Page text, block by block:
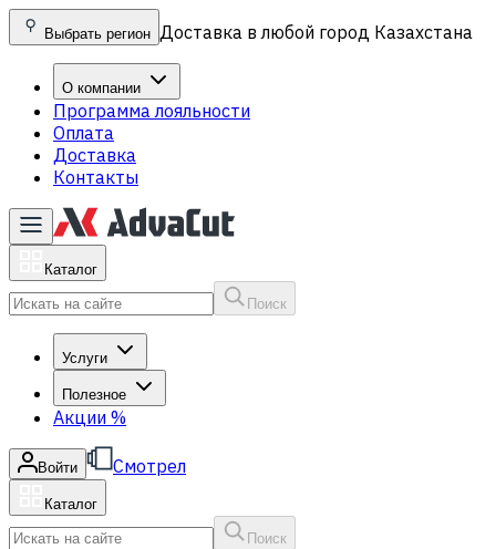
Выбрать регион Доставка в любой город Казахстана
О компании
Программа лояльности
Оплата
Доставка
Контакты
Каталог
Поиск
Услуги
Полезное
Акции %
Войти Смотрел
Каталог
Поиск